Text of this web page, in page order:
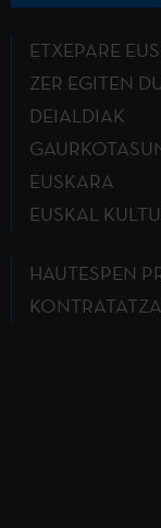
ETXEPARE
ZER EGITEN
DEIALDIAK
EUSKARA
EUSKAL
HAUTESPEN